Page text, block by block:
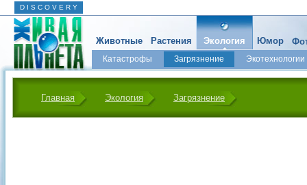
D I S C O V E R Y
Животные Растения Экология
Катастрофы Загрязнение Экотехнологии
Юмор
Главная Экология Загрязнение